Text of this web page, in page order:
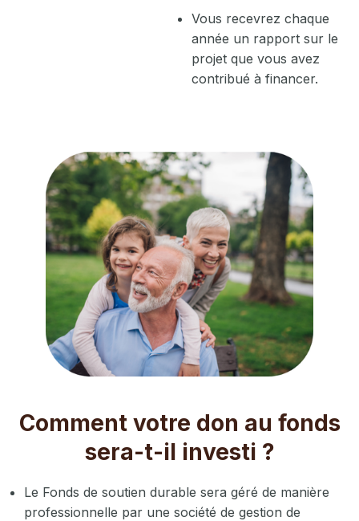
Vous recevrez chaque
année un rapport sur le
projet que vous avez
contribué à financer.
Comment votre don au fonds
sera-t-il investi ?
Le Fonds de soutien durable sera géré de manière
professionnelle par une société de gestion de